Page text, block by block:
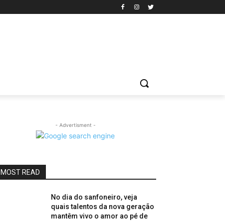
- Advertisment -
MOST READ
No dia do sanfoneiro, veja
quais talentos da nova geração
mantêm vivo o amor ao pé de